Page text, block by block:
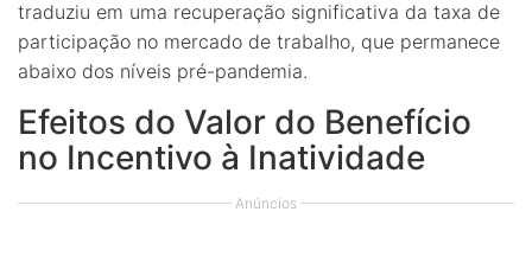
traduziu em uma recuperação significativa da taxa de
participação no mercado de trabalho, que permanece
abaixo dos níveis pré-pandemia.
Efeitos do Valor do Benefício
no Incentivo à Inatividade
Anúncios